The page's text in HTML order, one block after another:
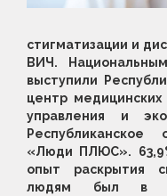
стигматизации и
ВИЧ.
выступили
центр медицинских
управления и
Республиканское
«Люди ПЛЮС».
опыт раскрытия
людям был в